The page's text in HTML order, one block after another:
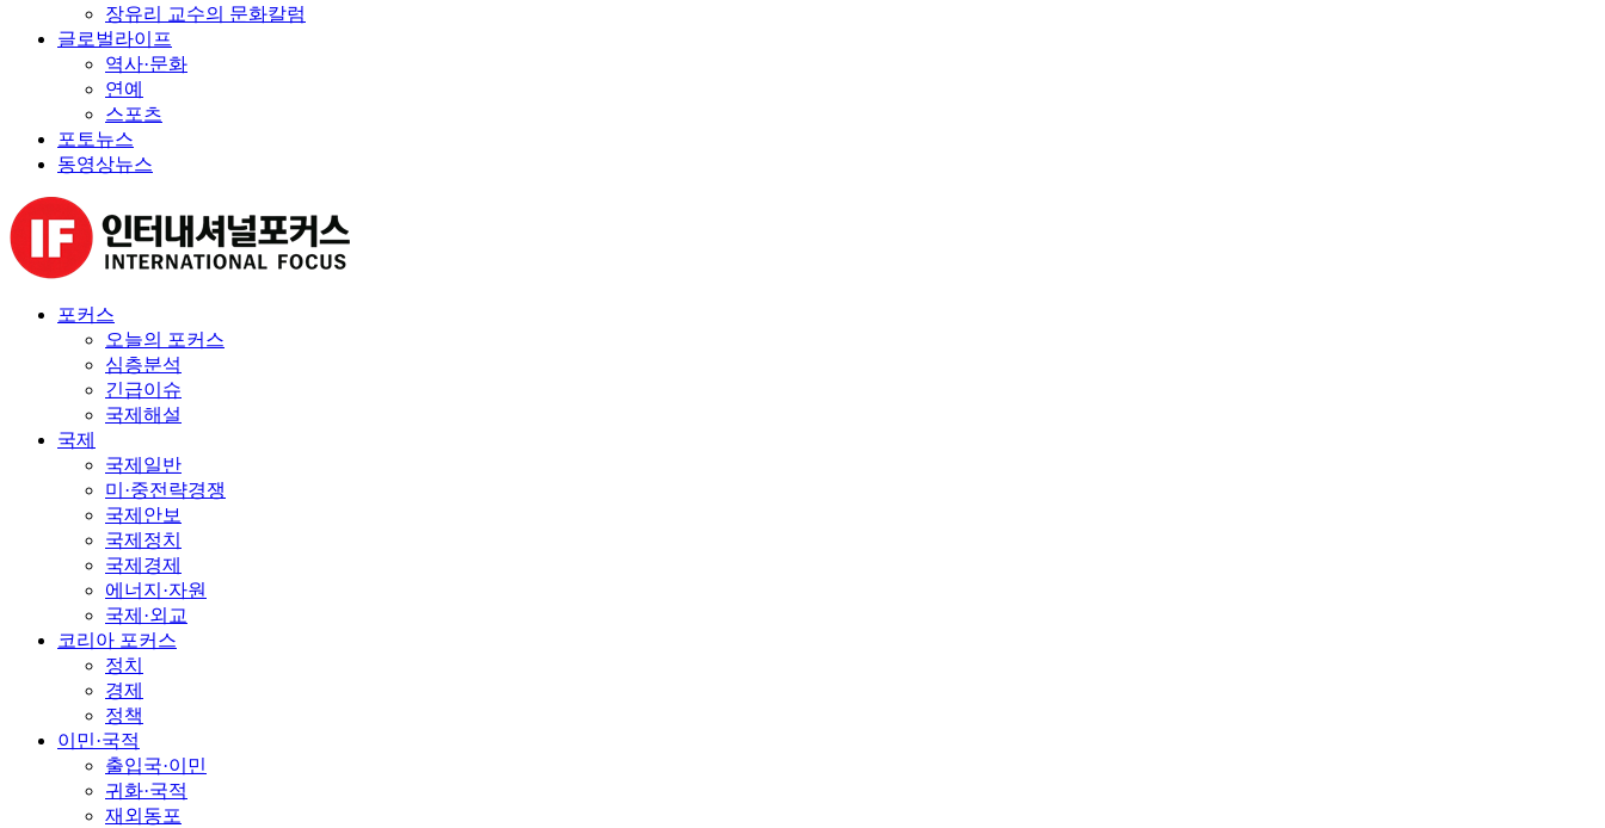
장유리 교수의 문화칼럼
글로벌라이프
역사·문화
연예
스포츠
포토뉴스
동영상뉴스
포커스
오늘의 포커스
심층분석
긴급이슈
국제해설
국제
국제일반
미·중전략경쟁
국제안보
국제정치
국제경제
에너지·자원
국제·외교
코리아 포커스
정치
경제
정책
이민·국적
출입국·이민
귀화·국적
재외동포